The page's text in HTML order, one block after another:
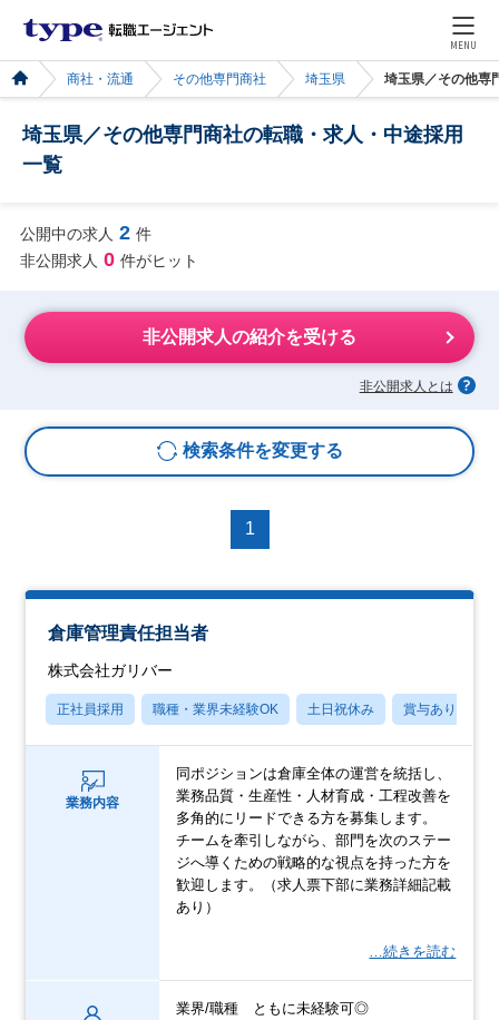
MENU
商社・流通 その他専門商社 埼玉県 埼玉県／その他専
埼玉県／その他専門商社の転職・求人・中途採用
一覧
公開中の求人 2 件
非公開求人 0 件がヒット
非公開求人の紹介を受ける
非公開求人とは
検索条件を変更する
1
倉庫管理責任担当者
株式会社ガリバー
正社員採用 職種・業界未経験OK 土日祝休み 賞与あり
業務内容
同ポジションは倉庫全体の運営を統括し、
業務品質・生産性・人材育成・工程改善を
多角的にリードできる方を募集します。
チームを牽引しながら、部門を次のステー
ジへ導くための戦略的な視点を持った方を
歓迎します。（求人票下部に業務詳細記載
あり）
…続きを読む
業界/職種 ともに未経験可◎